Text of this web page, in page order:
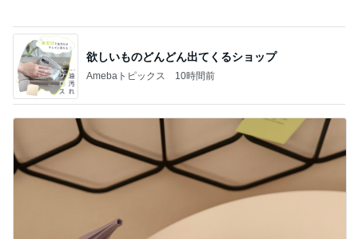
欲しいものどんどん出てくるショップ
Amebaトピックス 10時間前